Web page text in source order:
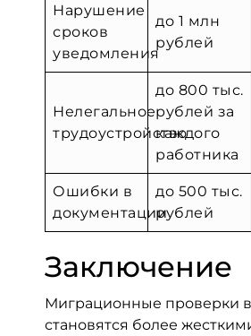
Нарушение
сроков
уведомления
до 1 млн
рублей
Нелегальное
трудоустройство
до 800 тыс.
рублей за
каждого
работника
Ошибки в
документации
до 500 тыс.
рублей
Заключение
Миграционные проверки в
становятся более